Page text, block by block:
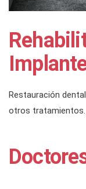
Restauración
otros tratamientos.